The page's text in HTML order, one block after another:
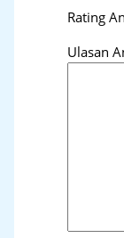
Rating
Ulasan